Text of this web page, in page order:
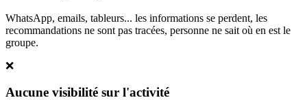
WhatsApp, emails, tableurs... les informations se perdent, les
recommandations ne sont pas tracées, personne ne sait où en est le
groupe.
❌
Aucune visibilité sur l'activité